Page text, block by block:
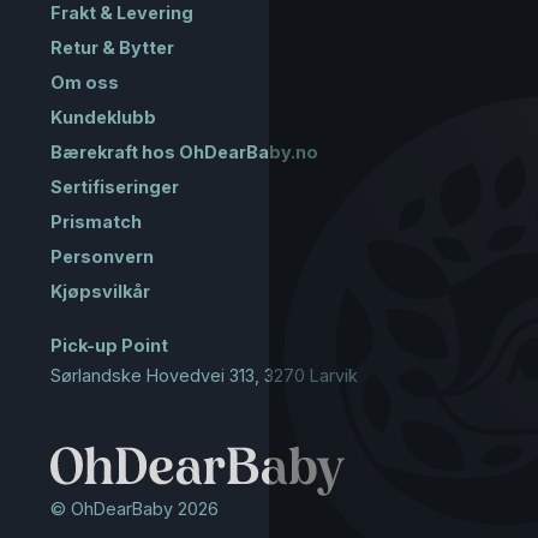
Balance Soft er identisk, helt lik vippe! Det vil også si at alt av
Babybjørn vippestol trekk og tilbehør som leke til vippestol
Frakt & Levering
Retur & Bytter
Om oss
Kundeklubb
Bærekraft hos OhDearBaby.no
Sertifiseringer
Prismatch
Personvern
Kjøpsvilkår
Pick-up Point
Sørlandske Hovedvei 313, 3270 Larvik
© OhDearBaby 2026